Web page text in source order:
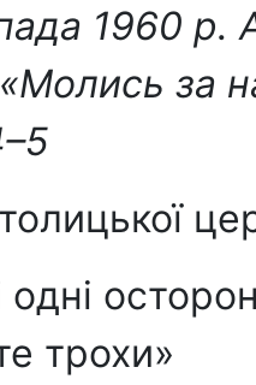
1960 р.
за
одні
трохи»